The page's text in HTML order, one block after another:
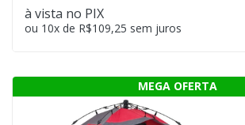
à vista no PIX
ou 10x de R$109,25 sem juros